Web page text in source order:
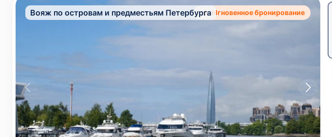
Вояж по островам и предместьям ПетербургаМгновенное бронирование